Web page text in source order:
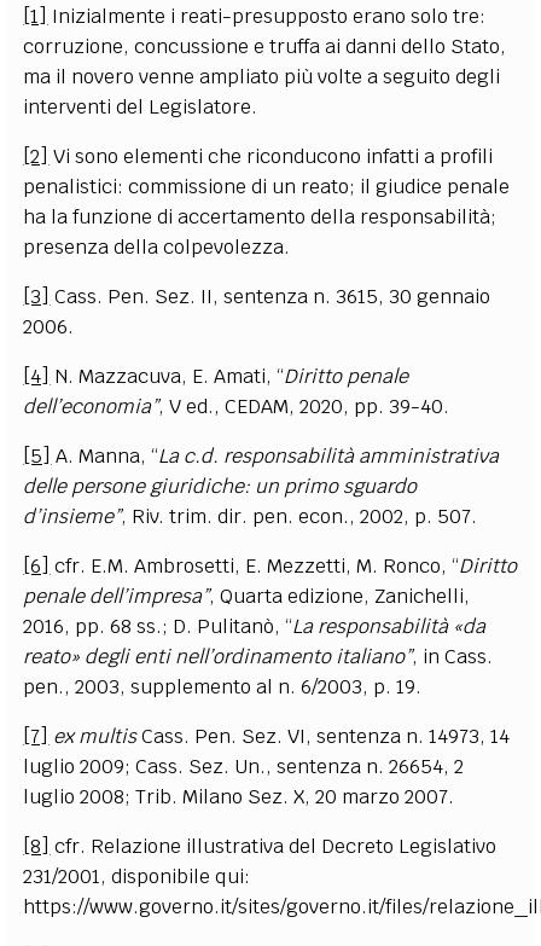
[1] Inizialmente i reati-presupposto erano solo tre:
corruzione, concussione e truffa ai danni dello Stato,
ma il novero venne ampliato più volte a seguito degli
interventi del Legislatore.
[2] Vi sono elementi che riconducono infatti a profili
penalistici: commissione di un reato; il giudice penale
ha la funzione di accertamento della responsabilità;
presenza della colpevolezza.
[3] Cass. Pen. Sez. II, sentenza n. 3615, 30 gennaio
2006.
[4] N.Mazzacuva, E. Amati, “Diritto penale
dell’economia”, V ed., CEDAM, 2020, pp. 39-40.
[5] A.Manna, “La c.d. responsabilità amministrativa
delle persone giuridiche: un primo sguardo
d’insieme”, Riv. trim. dir. pen. econ., 2002, p. 507.
[6] cfr. E.M.Ambrosetti, E. Mezzetti, M. Ronco, “Diritto
penale dell’impresa”, Quarta edizione, Zanichelli,
2016, pp. 68 ss.; D. Pulitanò, “La responsabilità «da
reato» degli enti nell’ordinamento italiano”, in Cass.
pen., 2003, supplemento al n. 6/2003, p. 19.
[7] ex multisCass. Pen. Sez.VI, sentenza n. 14973, 14
luglio 2009; Cass. Sez. Un., sentenza n. 26654, 2
luglio 2008; Trib. Milano Sez. X, 20 marzo 2007.
[8] cfr. Relazione illustrativa del Decreto Legislativo
231/2001, disponibile qui:
https://www.governo.it/sites/governo.it/files/